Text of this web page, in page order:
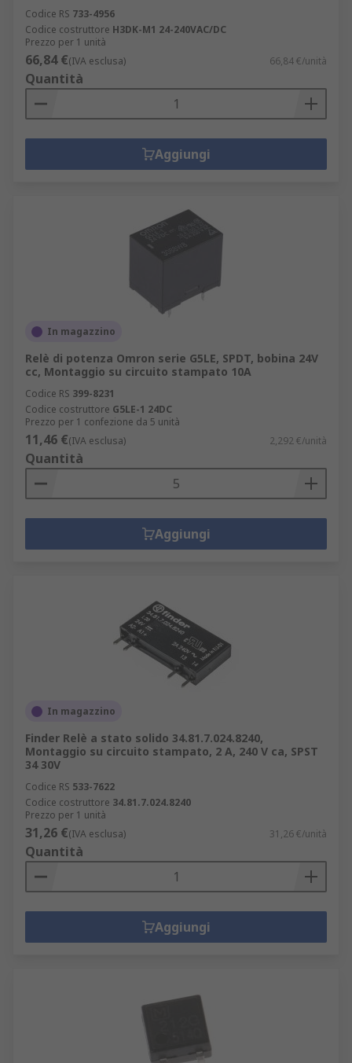
Codice RS 733-4956
Codice costruttore H3DK-M1 24-240VAC/DC
Prezzo per 1 unità
66,84 €(IVA esclusa) 66,84 €/unità
Quantità
Aggiungi
In magazzino
Relè di potenza Omron serie G5LE, SPDT, bobina 24V
cc, Montaggio su circuito stampato 10A
Codice RS 399-8231
Codice costruttore G5LE-1 24DC
Prezzo per 1 confezione da 5 unità
11,46 €(IVA esclusa) 2,292 €/unità
Quantità
Aggiungi
In magazzino
Finder Relè a stato solido 34.81.7.024.8240,
Montaggio su circuito stampato, 2 A, 240 V ca, SPST
34 30V
Codice RS 533-7622
Codice costruttore 34.81.7.024.8240
Prezzo per 1 unità
31,26 €(IVA esclusa) 31,26 €/unità
Quantità
Aggiungi